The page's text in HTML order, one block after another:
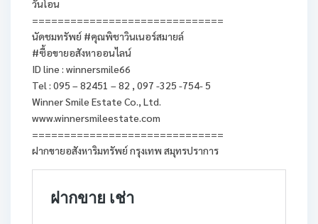
วันโอน
==============================
นัดชมทรัพย์ #คุณพิชาวินเนอร์สมายล์
#ซื้อขายอสังหาออนไลน์
ID line : winnersmile66
Tel : 095 – 82451 – 82 , 097 -325 -754- 5
Winner Smile Estate Co., Ltd.
www.winnersmileestate.com
==============================
ฝากขายอสังหาริมทรัพย์ กรุงเทพ สมุทรปราการ